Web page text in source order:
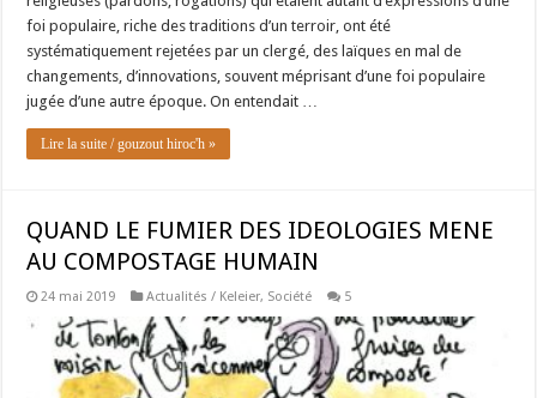
foi populaire, riche des traditions d’un terroir, ont été
systématiquement rejetées par un clergé, des laïques en mal de
changements, d’innovations, souvent méprisant d’une foi populaire
jugée d’une autre époque. On entendait …
Lire la suite / gouzout hiroc'h »
QUAND LE FUMIER DES IDEOLOGIES MENE
AU COMPOSTAGE HUMAIN
24 mai 2019 Actualités / Keleier, Société 5